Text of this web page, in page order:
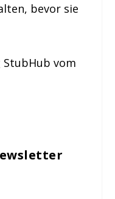
bevor sie
vom